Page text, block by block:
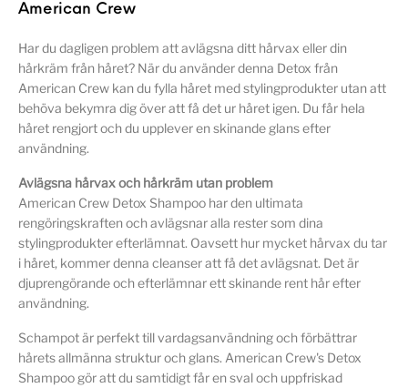
American Crew
Har du dagligen problem att avlägsna ditt hårvax eller din
hårkräm från håret? När du använder denna Detox från
American Crew kan du fylla håret med stylingprodukter utan att
behöva bekymra dig över att få det ur håret igen. Du får hela
håret rengjort och du upplever en skinande glans efter
användning.
Avlägsna hårvax och hårkräm utan problem
American Crew Detox Shampoo har den ultimata
rengöringskraften och avlägsnar alla rester som dina
stylingprodukter efterlämnat. Oavsett hur mycket hårvax du tar
i håret, kommer denna cleanser att få det avlägsnat. Det är
djuprengörande och efterlämnar ett skinande rent hår efter
användning.
Schampot är perfekt till vardagsanvändning och förbättrar
hårets allmänna struktur och glans. American Crew's Detox
Shampoo gör att du samtidigt får en sval och uppfriskad